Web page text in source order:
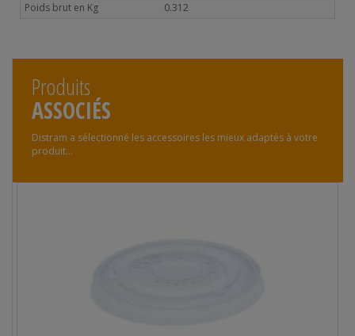
Poids brut en Kg
0.312
Produits
ASSOCIÉS
Distram a sélectionné les accessoires les mieux adaptés à votre
produit...